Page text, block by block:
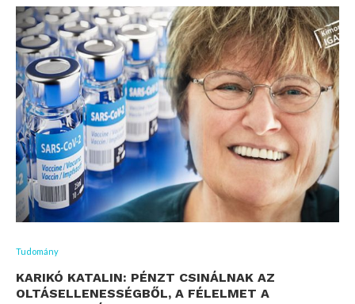
Tudomány
KARIKÓ KATALIN: PÉNZT CSINÁLNAK AZ
OLTÁSELLENESSÉGBŐL, A FÉLELMET A